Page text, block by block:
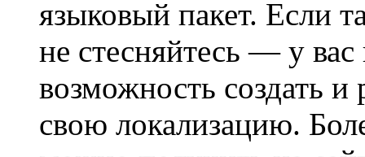
языковый пакет. Если
не стесняйтесь — у вас
возможность создать
свою локализацию.